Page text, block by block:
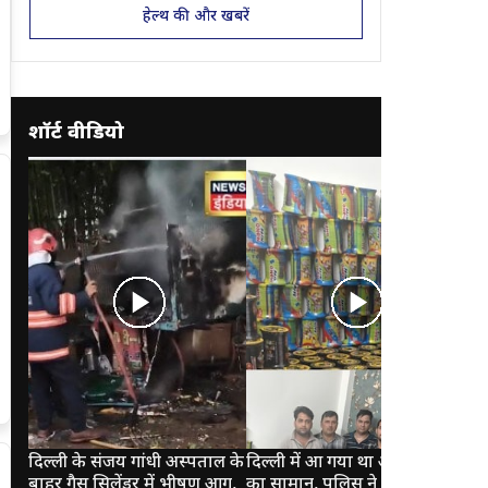
हेल्थ की और खबरें
शॉर्ट वीडियो
दिल्ली के संजय गांधी अस्पताल केदिल्ली में आ गया था आपकी मौत